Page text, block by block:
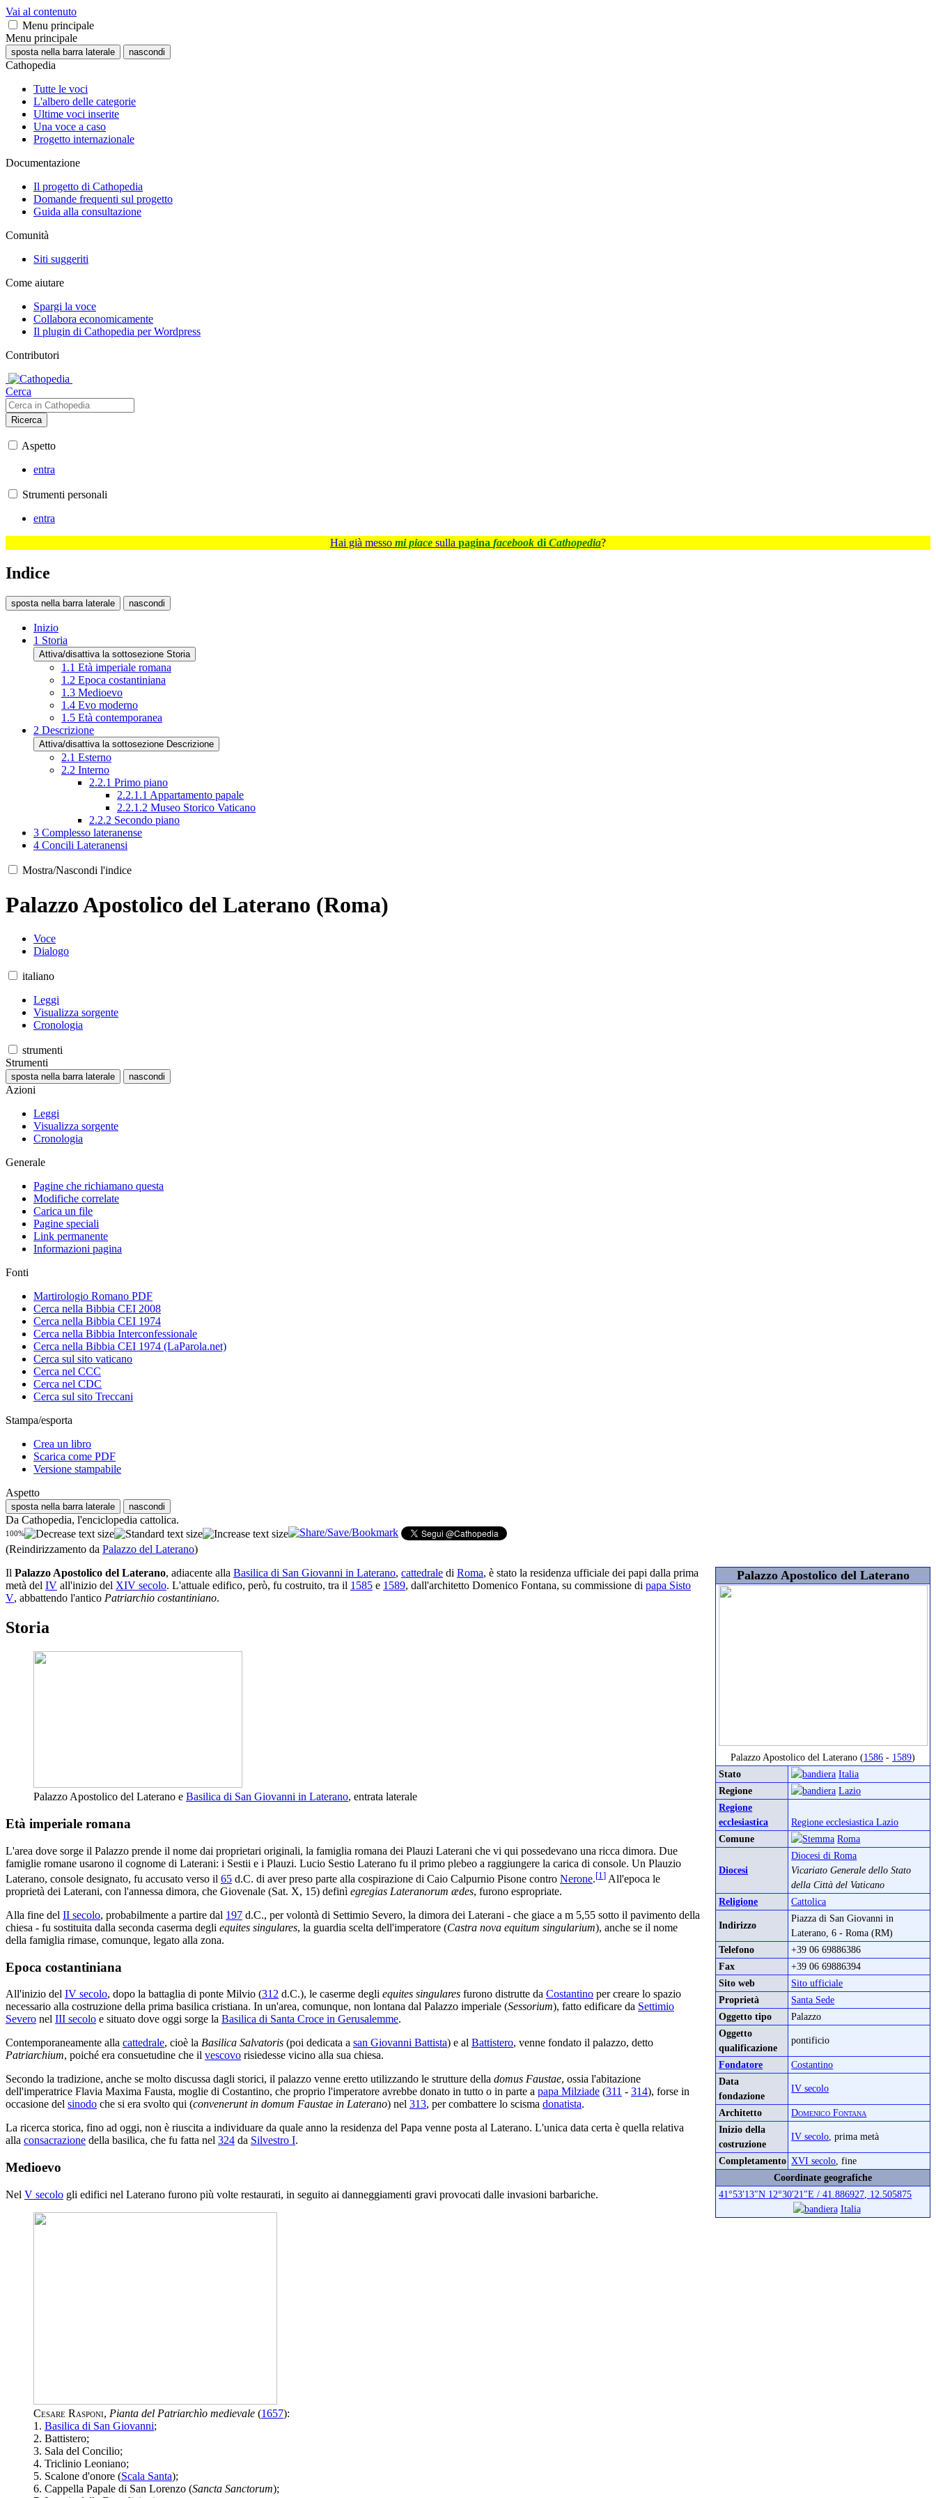
Vai al contenuto
Menu principale
Menu principale
sposta nella barra laterale nascondi
Cathopedia
Tutte le voci
L'albero delle categorie
Ultime voci inserite
Una voce a caso
Progetto internazionale
Documentazione
Il progetto di Cathopedia
Domande frequenti sul progetto
Guida alla consultazione
Comunità
Siti suggeriti
Come aiutare
Spargi la voce
Collabora economicamente
Il plugin di Cathopedia per Wordpress
Contributori
Cerca
Ricerca
Aspetto
entra
Strumenti personali
entra
Hai già messo mi piace sulla pagina facebook di Cathopedia?
Indice
sposta nella barra laterale nascondi
Inizio
1 Storia
Attiva/disattiva la sottosezione Storia
1.1 Età imperiale romana
1.2 Epoca costantiniana
1.3 Medioevo
1.4 Evo moderno
1.5 Età contemporanea
2 Descrizione
Attiva/disattiva la sottosezione Descrizione
2.1 Esterno
2.2 Interno
2.2.1 Primo piano
2.2.1.1 Appartamento papale
2.2.1.2 Museo Storico Vaticano
2.2.2 Secondo piano
3 Complesso lateranense
4 Concili Lateranensi
Mostra/Nascondi l'indice
Palazzo Apostolico del Laterano (Roma)
Voce
Dialogo
italiano
Leggi
Visualizza sorgente
Cronologia
strumenti
Strumenti
sposta nella barra laterale nascondi
Azioni
Leggi
Visualizza sorgente
Cronologia
Generale
Pagine che richiamano questa
Modifiche correlate
Carica un file
Pagine speciali
Link permanente
Informazioni pagina
Fonti
Martirologio Romano PDF
Cerca nella Bibbia CEI 2008
Cerca nella Bibbia CEI 1974
Cerca nella Bibbia Interconfessionale
Cerca nella Bibbia CEI 1974 (LaParola.net)
Cerca sul sito vaticano
Cerca nel CCC
Cerca nel CDC
Cerca sul sito Treccani
Stampa/esporta
Crea un libro
Scarica come PDF
Versione stampabile
Aspetto
sposta nella barra laterale nascondi
Da Cathopedia, l'enciclopedia cattolica.
100%
(Reindirizzamento da Palazzo del Laterano)
Palazzo Apostolico del Laterano
Palazzo Apostolico del Laterano (1586 - 1589)
Stato
Italia
Regione
Lazio
Regione
ecclesiastica
Regione ecclesiastica Lazio
Comune
Roma
Diocesi
Diocesi di Roma
Vicariato Generale dello Stato
della Città del Vaticano
Religione
Cattolica
Indirizzo
Piazza di San Giovanni in
Laterano, 6 - Roma (RM)
Telefono
+39 06 69886386
Fax
+39 06 69886394
Sito web
Sito ufficiale
Proprietà
Santa Sede
Oggetto tipo
Palazzo
Oggetto
qualificazione
pontificio
Fondatore
Costantino
Data
fondazione
IV secolo
Architetto
Domenico Fontana
Inizio della
costruzione
IV secolo, prima metà
Completamento XVI secolo, fine
Coordinate geografiche
41°53′13″N 12°30′21″E /41.886927, 12.505875
Italia
Il Palazzo Apostolico del Laterano, adiacente alla Basilica di San Giovanni in Laterano, cattedrale di Roma, è stato la residenza ufficiale dei papi dalla prima
metà del IV all'inizio del XIV secolo. L'attuale edifico, però, fu costruito, tra il 1585 e 1589, dall'architetto Domenico Fontana, su commissione di papa Sisto
V, abbattendo l'antico Patriarchio costantiniano.
Storia
Palazzo Apostolico del Laterano e Basilica di San Giovanni in Laterano, entrata laterale
Età imperiale romana
L'area dove sorge il Palazzo prende il nome dai proprietari originali, la famiglia romana dei Plauzi Laterani che vi qui possedevano una ricca dimora. Due
famiglie romane usarono il cognome di Laterani: i Sestii e i Plauzi. Lucio Sestio Laterano fu il primo plebeo a raggiungere la carica di console. Un Plauzio
Laterano, console designato, fu accusato verso il 65 d.C. di aver preso parte alla cospirazione di Caio Calpurnio Pisone contro Nerone.[1 ] All'epoca le
proprietà dei Laterani, con l'annessa dimora, che Giovenale (Sat. X, 15) definì egregias Lateranorum ædes, furono espropriate.
Alla fine del II secolo, probabilmente a partire dal 197 d.C., per volontà di Settimio Severo, la dimora dei Laterani - che giace a m 5,55 sotto il pavimento della
chiesa - fu sostituita dalla seconda caserma degli equites singulares, la guardia scelta dell'imperatore (Castra nova equitum singularium), anche se il nome
della famiglia rimase, comunque, legato alla zona.
Epoca costantiniana
All'inizio del IV secolo, dopo la battaglia di ponte Milvio (312 d.C.), le caserme degli equites singulares furono distrutte da Costantino per creare lo spazio
necessario alla costruzione della prima basilica cristiana. In un'area, comunque, non lontana dal Palazzo imperiale (Sessorium), fatto edificare da Settimio
Severo nel III secolo e situato dove oggi sorge la Basilica di Santa Croce in Gerusalemme.
Contemporaneamente alla cattedrale, cioè la Basilica Salvatoris (poi dedicata a san Giovanni Battista) e al Battistero, venne fondato il palazzo, detto
Patriarchium, poiché era consuetudine che il vescovo risiedesse vicino alla sua chiesa.
Secondo la tradizione, anche se molto discussa dagli storici, il palazzo venne eretto utilizzando le strutture della domus Faustae, ossia l'abitazione
dell'imperatrice Flavia Maxima Fausta, moglie di Costantino, che proprio l'imperatore avrebbe donato in tutto ο in parte a papa Milziade (311 - 314), forse in
occasione del sinodo che si era svolto qui (convenerunt in domum Faustae in Laterano) nel 313, per combattere lo scisma donatista.
La ricerca storica, fino ad oggi, non è riuscita a individuare da quale anno la residenza del Papa venne posta al Laterano. L'unica data certa è quella relativa
alla consacrazione della basilica, che fu fatta nel 324 da Silvestro I.
Medioevo
Nel V secolo gli edifici nel Laterano furono più volte restaurati, in seguito ai danneggiamenti gravi provocati dalle invasioni barbariche.
Cesare Rasponi, Pianta del Patriarchìo medievale (1657):
1. Basilica di San Giovanni;
2. Battistero;
3. Sala del Concilio;
4. Triclinio Leoniano;
5. Scalone d'onore (Scala Santa);
6. Cappella Papale di San Lorenzo (Sancta Sanctorum);